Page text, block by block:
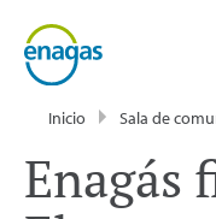
Inicio Sala de
Enagás